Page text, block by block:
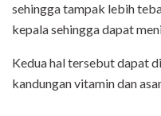
sehingga tampak lebih
kepala sehingga dapat
Kedua hal tersebut dapat
kandungan vitamin dan